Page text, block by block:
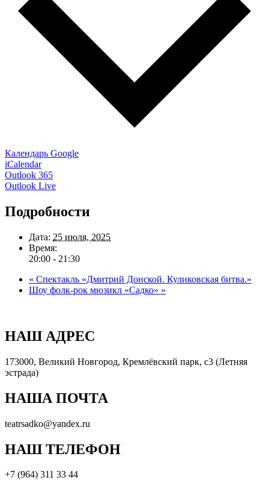
Календарь Google
iCalendar
Outlook 365
Outlook Live
Подробности
Дата: 25 июля, 2025
Время:
20:00 - 21:30
« Спектакль «Дмитрий Донской. Куликовская битва.»
Шоу фолк-рок мюзикл «Садко» »
НАШ АДРЕС
173000, Великий Новгород, Кремлёвский парк, с3 (Летняя
эстрада)
НАША ПОЧТА
teatrsadko@yandex.ru
НАШ ТЕЛЕФОН
+7 (964) 311 33 44